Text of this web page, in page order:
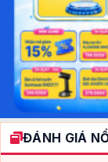
ĐÁNH GIÁ